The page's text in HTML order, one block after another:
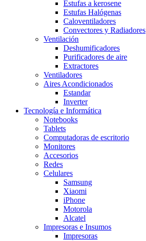
Estufas a kerosene
Estufas Halógenas
Caloventiladores
Convectores y Radiadores
Ventilación
Deshumificadores
Purificadores de aire
Extractores
Ventiladores
Aires Acondicionados
Estandar
Inverter
Tecnología e Informática
Notebooks
Tablets
Computadoras de escritorio
Monitores
Accesorios
Redes
Celulares
Samsung
Xiaomi
iPhone
Motorola
Alcatel
Impresoras e Insumos
Impresoras